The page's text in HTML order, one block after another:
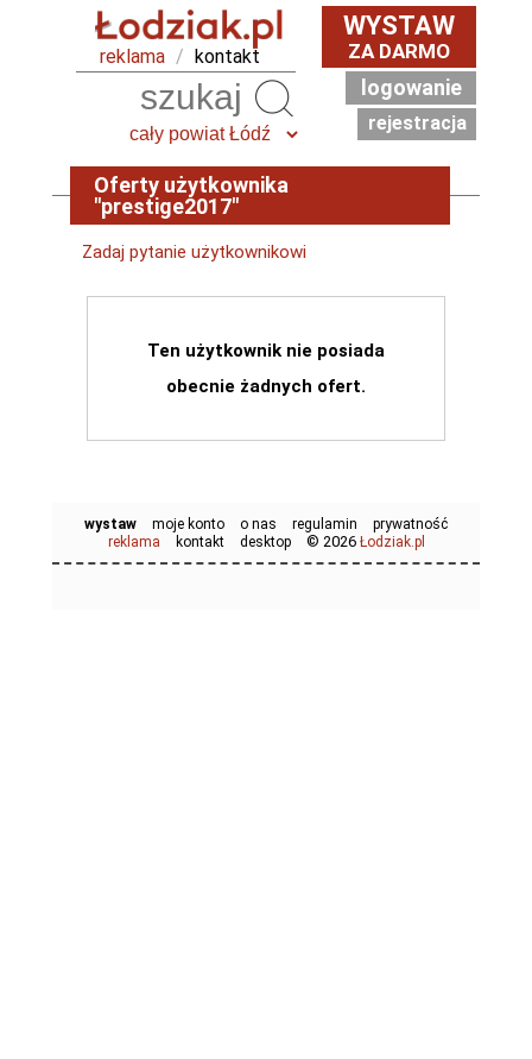
reklama / kontakt
WYSTAW
ZA DARMO
logowanie
rejestracja
Oferty użytkownika
"prestige2017"
Zadaj pytanie użytkownikowi
Ten użytkownik nie posiada
obecnie żadnych ofert.
wystaw moje konto o nas regulamin
prywatność
reklama
kontakt desktop © 2026 Łodziak.pl